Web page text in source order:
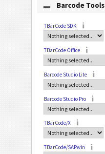
Barcode Tools
TBarCode SDK
TBarCode Office
Barcode Studio Lite
Barcode Studio Pro
TBarCode/X
TBarCode/SAPwin